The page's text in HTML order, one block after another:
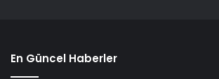
En Güncel Haberler